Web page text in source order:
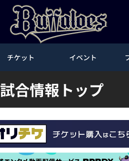
チケット イベント
試合情報トップ